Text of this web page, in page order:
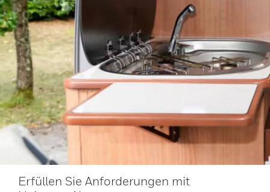
Erfüllen Sie Anforderungen mit